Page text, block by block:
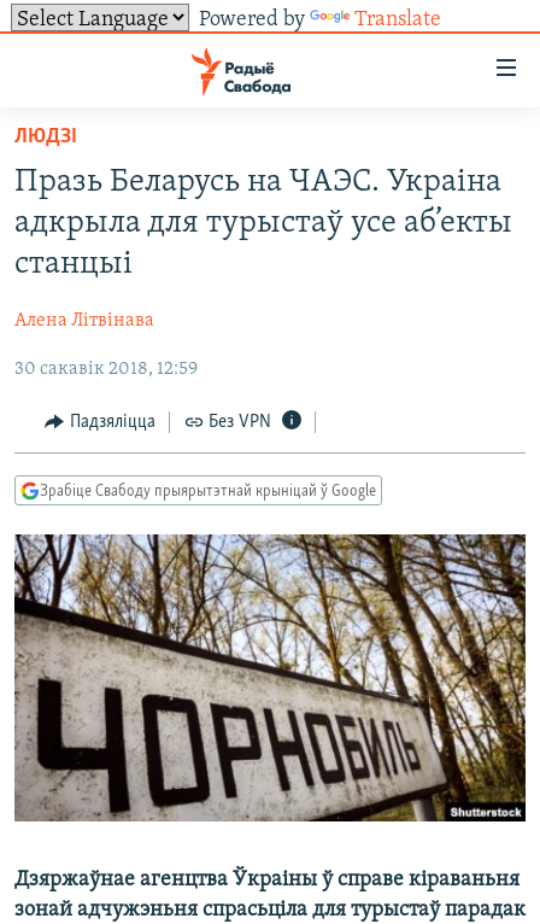
Powered by Translate
ўнівэрсальнага
доступу
Перайсьці
да
галоўнага
зьместу
да
навігацыі
Перайсьці
пошуку
УСЕ НАВІНЫ
ВІДЭА І ФОТА
ЭКАНОМІКА
ВАЙНА
ПАЛІТВЯЗЬНІ
КУЛЬТУРА
КАЛЯНДАР
ТОЛЬКІ НА СВАБОДЗЕ
ПАДКАСТЫ
КНІГІ
PREMIUM
МОВА
НА ХВАЛЯХ СВАБОДЫ
СУВЯЗЬ
ПАДКАСТЫ
FACEBOOK
ЛЮДЗІ
Празь Беларусь на ЧАЭС. Украіна
адкрыла для турыстаў усе аб’екты
станцыі
Алена Літвінава
30 сакавік 2018, 12:59
Падзяліцца Без VPN
Зрабіце Свабоду прыярытэтнай крыніцай ў Google
Дзяржаўнае агенцтва Ўкраіны ў справе кіраваньня
зонай адчужэньня спрасьціла для турыстаў парадак